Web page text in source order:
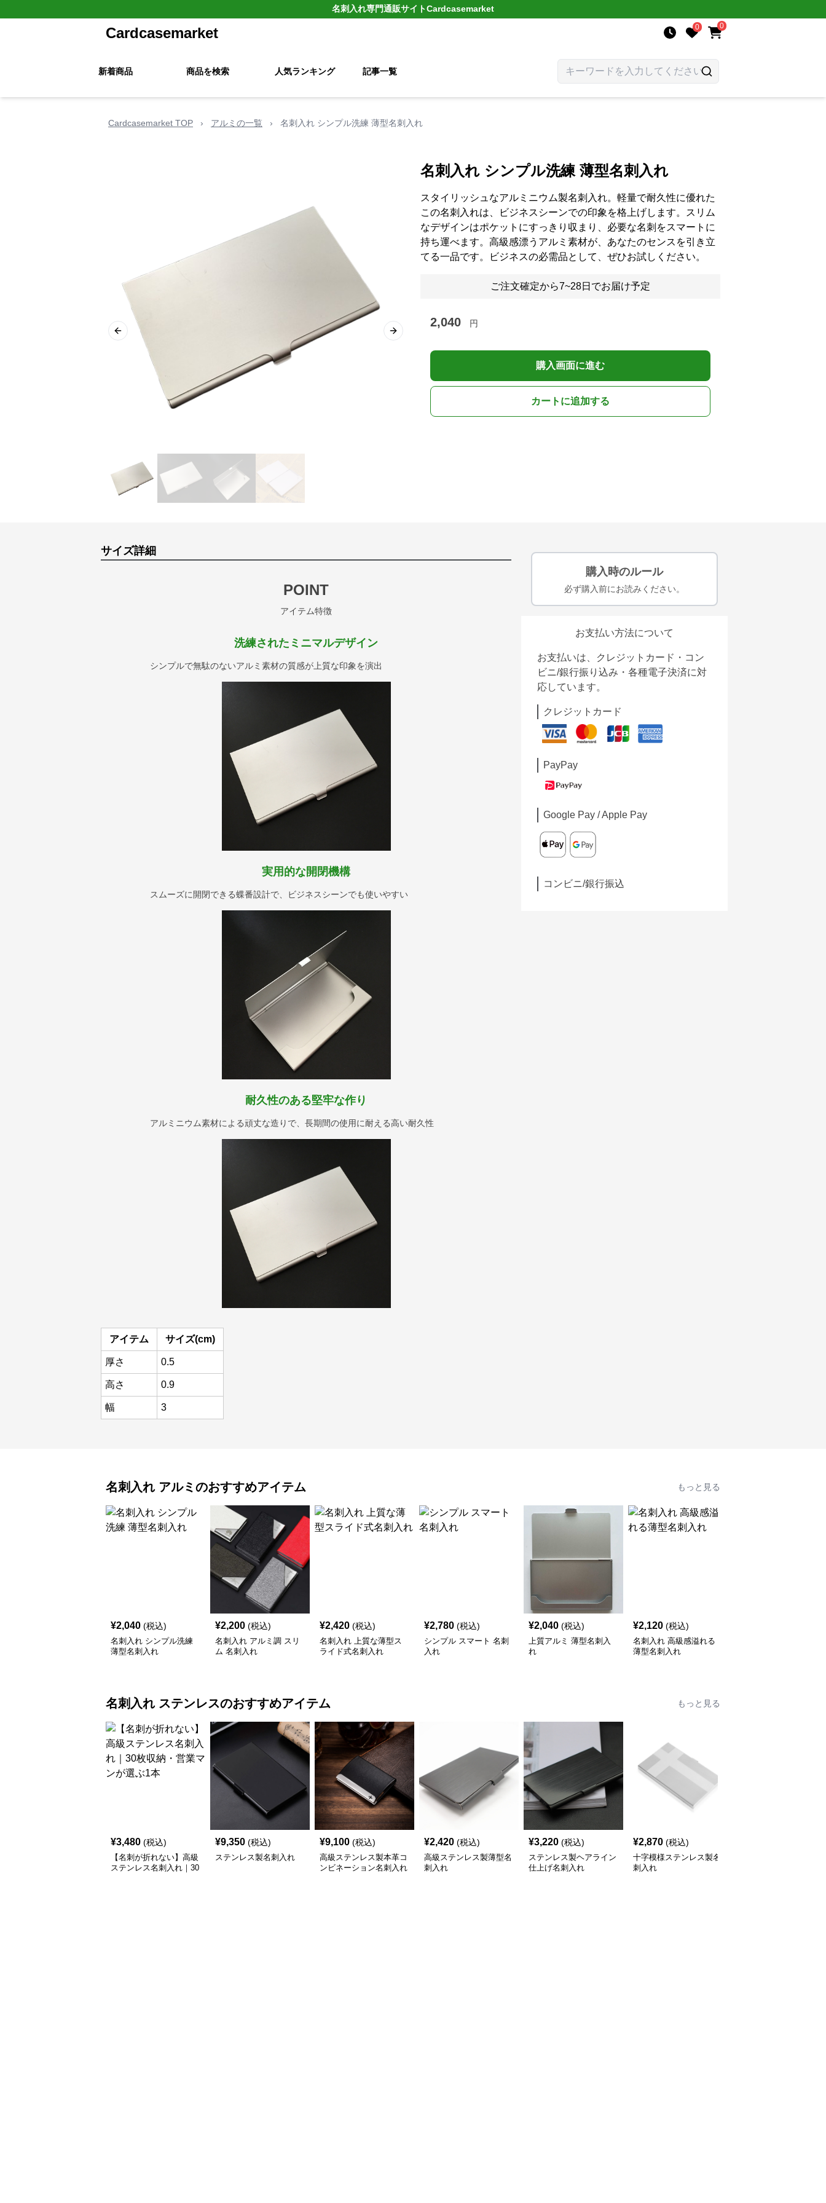
名刺入れ専門通販サイトCardcasemarket
Cardcasemarket 0 0
新着商品 商品を検索 人気ランキング 記事一覧
Cardcasemarket TOP › アルミの一覧 › 名刺入れ シンプル洗練 薄型名刺入れ
Previous slide Next slide
名刺入れ シンプル洗練 薄型名刺入れ
スタイリッシュなアルミニウム製名刺入れ。軽量で耐久性に優れた
この名刺入れは、ビジネスシーンでの印象を格上げします。スリム
なデザインはポケットにすっきり収まり、必要な名刺をスマートに
持ち運べます。高級感漂うアルミ素材が、あなたのセンスを引き立
てる一品です。ビジネスの必需品として、ぜひお試しください。
ご注文確定から7~28日でお届け予定
2,040 円
購入画面に進む
カートに追加する
サイズ詳細
POINT
アイテム特徴
洗練されたミニマルデザイン
シンプルで無駄のないアルミ素材の質感が上質な印象を演出
実用的な開閉機構
スムーズに開閉できる蝶番設計で、ビジネスシーンでも使いやすい
耐久性のある堅牢な作り
アルミニウム素材による頑丈な造りで、長期間の使用に耐える高い耐久性
アイテム サイズ(cm)
厚さ 0.5
高さ 0.9
幅 3
購入時のルール
必ず購入前にお読みください。
お支払い方法について
お支払いは、クレジットカード・コン
ビニ/銀行振り込み・各種電子決済に対
応しています。
クレジットカード
PayPay
Google Pay / Apple Pay
コンビニ/銀行振込
名刺入れ アルミ のおすすめアイテム もっと見る
¥2,040 (税込)
名刺入れ シンプル洗練
薄型名刺入れ
¥2,200 (税込)
名刺入れ アルミ調 スリ
ム 名刺入れ
¥2,420 (税込)
名刺入れ 上質な薄型ス
ライド式名刺入れ
¥2,780 (税込)
シンプル スマート 名刺
入れ
¥2,040 (税込)
上質アルミ 薄型名刺入
れ
¥2,120 (税込)
名刺入れ 高級感溢れる
薄型名刺入れ
名刺入れ ステンレスのおすすめアイテム もっと見る
¥3,480 (税込)
【名刺が折れない】高級
ステンレス名刺入れ｜30
¥9,350 (税込)
ステンレス製名刺入れ
¥9,100 (税込)
高級ステンレス製本革コ
ンビネーション名刺入れ
¥2,420 (税込)
高級ステンレス製薄型名
刺入れ
¥3,220 (税込)
ステンレス製ヘアライン
仕上げ名刺入れ
¥2,870 (税込)
十字模様ステンレス製名
刺入れ